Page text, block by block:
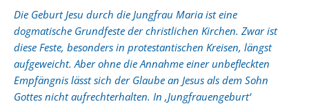
Die Geburt Jesu durch die Jungfrau Maria ist eine
dogmatische Grundfeste der christlichen Kirchen. Zwar ist
diese Feste, besonders in protestantischen Kreisen, längst
aufgeweicht. Aber ohne die Annahme einer unbefleckten
Empfängnis lässt sich der Glaube an Jesus als dem Sohn
Gottes nicht aufrechterhalten. In ‚Jungfrauengeburt‘